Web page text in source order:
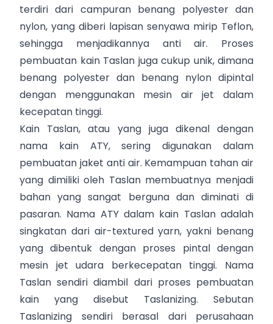
terdiri dari campuran benang polyester dan
nylon, yang diberi lapisan senyawa mirip Teflon,
sehingga menjadikannya anti air. Proses
pembuatan kain Taslan juga cukup unik, dimana
benang polyester dan benang nylon dipintal
dengan menggunakan mesin air jet dalam
kecepatan tinggi.
Kain Taslan, atau yang juga dikenal dengan
nama kain ATY, sering digunakan dalam
pembuatan jaket anti air. Kemampuan tahan air
yang dimiliki oleh Taslan membuatnya menjadi
bahan yang sangat berguna dan diminati di
pasaran. Nama ATY dalam kain Taslan adalah
singkatan dari air-textured yarn, yakni benang
yang dibentuk dengan proses pintal dengan
mesin jet udara berkecepatan tinggi. Nama
Taslan sendiri diambil dari proses pembuatan
kain yang disebut Taslanizing. Sebutan
Taslanizing sendiri berasal dari perusahaan